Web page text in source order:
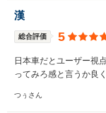
漢
総合評価 5
日本車だとユーザー視
ってみろ感と言うか良
つぅさん